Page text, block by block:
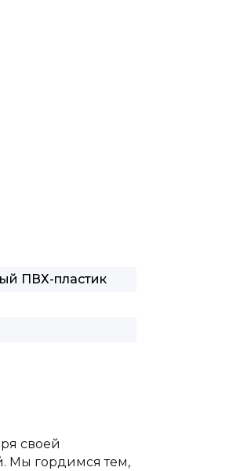
ПВХ-пластик
своей
Мы гордимся тем,